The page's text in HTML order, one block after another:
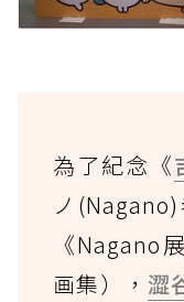
為了紀念《
ノ
《Nagano
画集）， 澀